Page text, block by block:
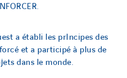
a établi les prIncipes des
et a participé à plus de
dans le monde.